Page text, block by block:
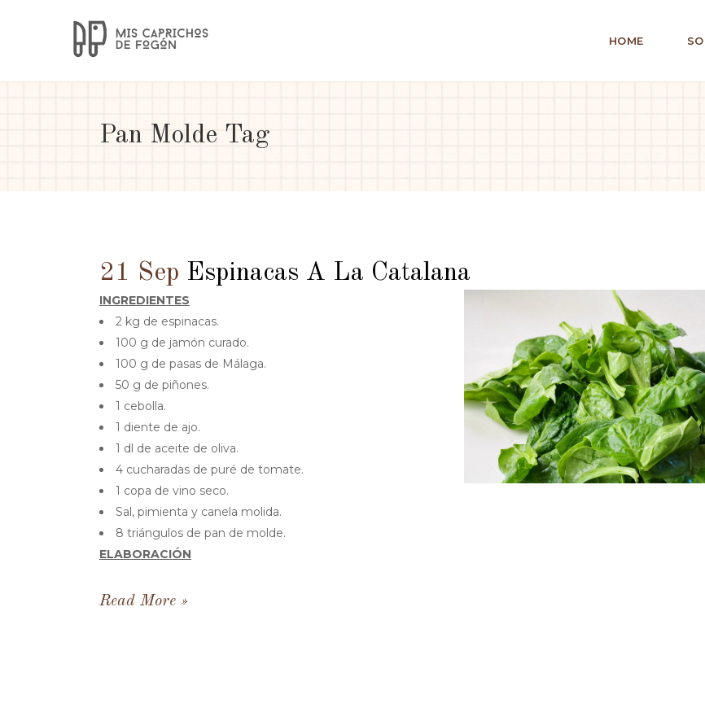
HOME
Pan Molde Tag
21 Sep Espinacas A La Catalana
INGREDIENTES
2 kg de espinacas.
100 g de jamón curado.
100 g de pasas de Málaga.
50 g de piñones.
1 cebolla.
1 diente de ajo.
1 dl de aceite de oliva.
4 cucharadas de puré de tomate.
1 copa de vino seco.
Sal, pimienta y canela molida.
8 triángulos de pan de molde.
ELABORACIÓN
Read More